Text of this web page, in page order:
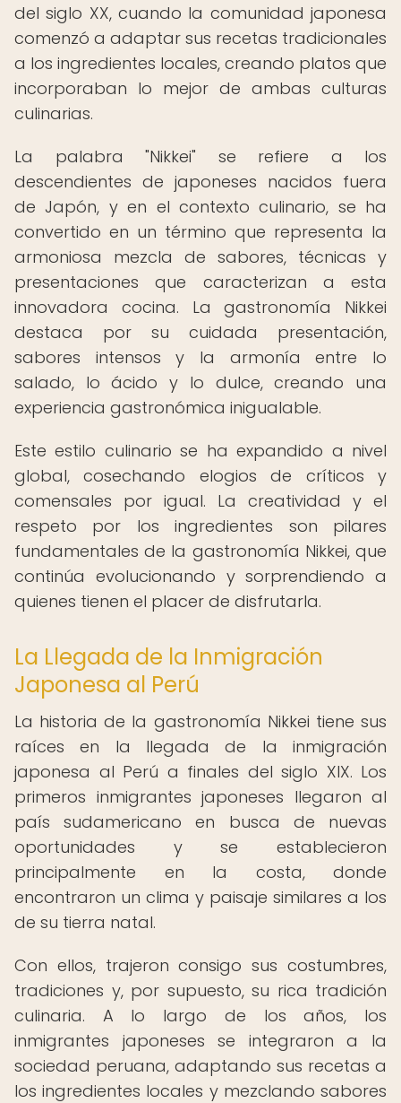
del siglo XX, cuando la comunidad japonesa
comenzó a adaptar sus recetas tradicionales
a los ingredientes locales, creando platos que
incorporaban lo mejor de ambas culturas
culinarias.
La palabra "Nikkei" se refiere a los
descendientes de japoneses nacidos fuera
de Japón, y en el contexto culinario, se ha
convertido en un término que representa la
armoniosa mezcla de sabores, técnicas y
presentaciones que caracterizan a esta
innovadora cocina. La gastronomía Nikkei
destaca por su cuidada presentación,
sabores intensos y la armonía entre lo
salado, lo ácido y lo dulce, creando una
experiencia gastronómica inigualable.
Este estilo culinario se ha expandido a nivel
global, cosechando elogios de críticos y
comensales por igual. La creatividad y el
respeto por los ingredientes son pilares
fundamentales de la gastronomía Nikkei, que
continúa evolucionando y sorprendiendo a
quienes tienen el placer de disfrutarla.
La Llegada de la Inmigración
Japonesa al Perú
La historia de la gastronomía Nikkei tiene sus
raíces en la llegada de la inmigración
japonesa al Perú a finales del siglo XIX. Los
primeros inmigrantes japoneses llegaron al
país sudamericano en busca de nuevas
oportunidades y se establecieron
principalmente en la costa, donde
encontraron un clima y paisaje similares a los
de su tierra natal.
Con ellos, trajeron consigo sus costumbres,
tradiciones y, por supuesto, su rica tradición
culinaria. A lo largo de los años, los
inmigrantes japoneses se integraron a la
sociedad peruana, adaptando sus recetas a
los ingredientes locales y mezclando sabores